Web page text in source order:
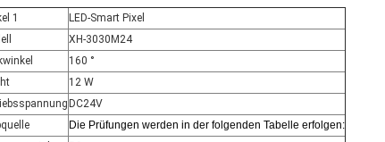
1
LED-Smart Pixel
XH-3030M24
160 °
12 W
DC24V
Die Prüfungen werden in der folgenden Tabelle erfolgen: